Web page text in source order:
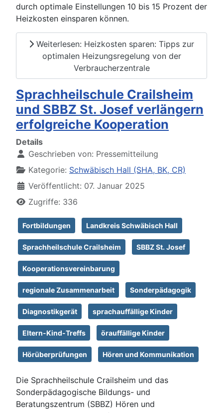
durch optimale Einstellungen 10 bis 15 Prozent der
Heizkosten einsparen können.
Weiterlesen: Heizkosten sparen: Tipps zur
optimalen Heizungsregelung von der
Verbraucherzentrale
Sprachheilschule Crailsheim
und SBBZ St. Josef verlängern
erfolgreiche Kooperation
Details
Geschrieben von: Pressemitteilung
Kategorie: Schwäbisch Hall (SHA, BK, CR)
Veröffentlicht: 07. Januar 2025
Zugriffe: 336
Fortbildungen Landkreis Schwäbisch Hall
Sprachheilschule Crailsheim SBBZ St. Josef
Kooperationsvereinbarung
regionale Zusammenarbeit Sonderpädagogik
Diagnostikgerät sprachauffällige Kinder
Eltern-Kind-Treffs örauffällige Kinder
Hörüberprüfungen Hören und Kommunikation
Die Sprachheilschule Crailsheim und das
Sonderpädagogische Bildungs- und
Beratungszentrum (SBBZ) Hören und